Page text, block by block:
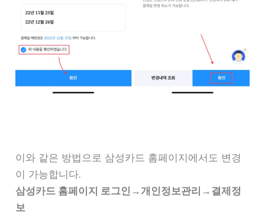
이와 같은 방법으로 삼성카드 홈페이지에서도 변경
이 가능합니다.
삼성카드 홈페이지 로그인→개인정보관리→결제정
보